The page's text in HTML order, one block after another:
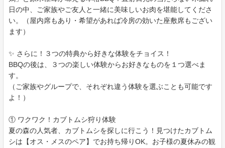
日の中、ご家族やご友人と一緒に美味しいお肉を堪能してくださ
い。（屋内席もあり・希望があれば冷房の効いた座敷席もござい
ます）
✨ さらに！３つの特典から好きな体験をチョイス！
BBQの後は、３つの楽しい体験からお好きなものを１つ選べま
す。
（ご家族やグループで、それぞれ違う体験を選ぶことも可能です
よ！）
① ワクワク！カブトムシ狩り体験
夏の森の人気者、カブトムシを探しに行こう！見つけたカブトム
シは【オス・メスのペア】でお持ち帰りOK。お子様の夏休みの観